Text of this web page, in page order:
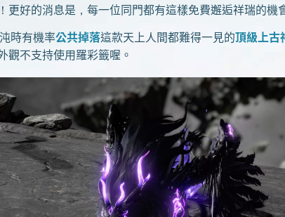
好的消息是，每一位同門都有這樣免費邂逅祥瑞的機
時有機率公共掉落這款天上人間都難得一見的頂級上古
觀不支持使用羅彩籤喔。